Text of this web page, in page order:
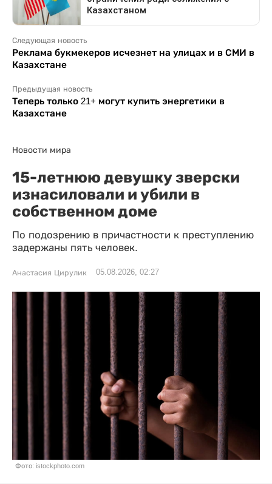
Следующая новость
Реклама букмекеров исчезнет на улицах и в СМИ в
Казахстане
Предыдущая новость
Теперь только 21+ могут купить энергетики в
Казахстане
Новости мира
15-летнюю девушку зверски
изнасиловали и убили в
собственном доме
По подозрению в причастности к преступлению
задержаны пять человек.
Анастасия Цирулик 05.08.2026, 02:27
Фото: istockphoto.com